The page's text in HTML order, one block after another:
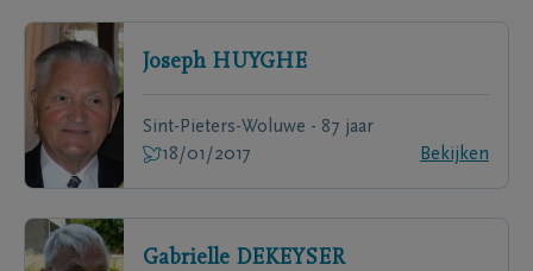
Joseph HUYGHE
Sint-Pieters-Woluwe - 87 jaar
18/01/2017
Bekijken
Gabrielle DEKEYSER